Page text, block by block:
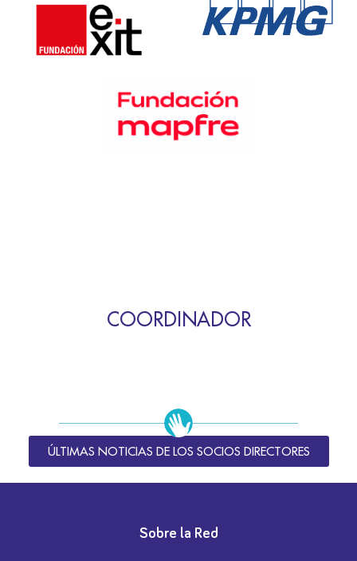
COORDINADOR
ÚLTIMAS NOTICIAS DE LOS SOCIOS DIRECTORES
Sobre la Red